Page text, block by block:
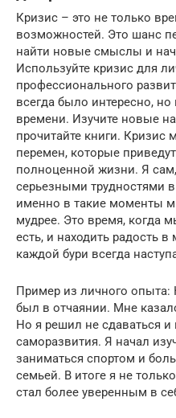
Кризис – это не только
возможностей. Это шанс
найти новые смыслы и
Используйте кризис для
профессионального
всегда было интересно,
времени. Изучите новые
прочитайте книги. Кризис
перемен, которые
полноценной жизни. Я
серьезными трудностями
именно в такие моменты
мудрее. Это время, когда
есть, и находить радость
каждой бури всегда
Пример из личного опыта:
был в отчаянии. Мне
Но я решил не сдаваться и
саморазвития. Я начал
заниматься спортом и
семьей. В итоге я не
стал более уверенным в